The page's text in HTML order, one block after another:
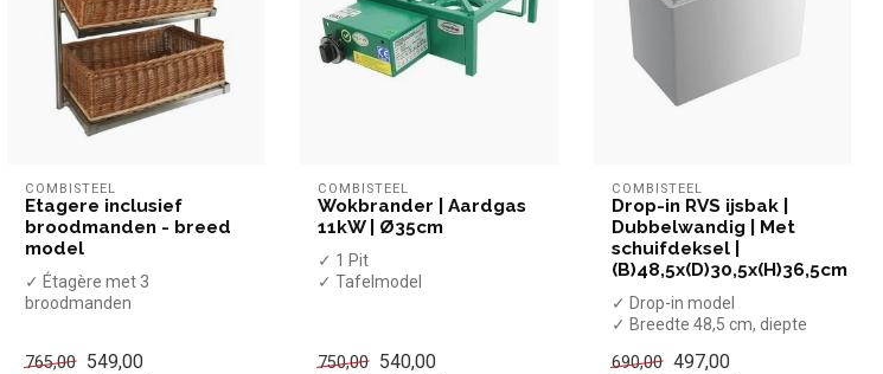
COMBISTEEL
Etagere inclusief
broodmanden - breed
model
✓ Étagère met 3
broodmanden
765,00 549,00
COMBISTEEL
Wokbrander | Aardgas
11kW | Ø35cm
✓ 1 Pit
✓ Tafelmodel
750,00 540,00
COMBISTEEL
Drop-in RVS ijsbak |
Dubbelwandig | Met
schuifdeksel |
(B)48,5x(D)30,5x(H)36,5cm
✓ Drop-in model
✓ Breedte 48,5 cm, diepte
690,00 497,00